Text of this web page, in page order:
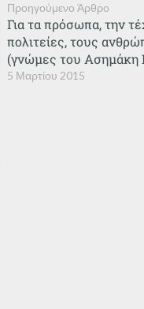
Προηγούμενο Άρθρο
5 Μαρτίου 2015
Για τα πρόσωπα, την
πολιτείες, τους
(γνώμες του Ασημάκη